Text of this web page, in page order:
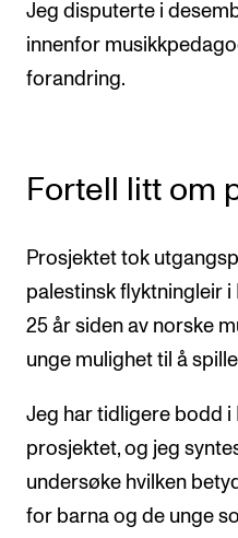
Organisering av NMH
Hvem gjør hva i
Jeg disputerte i
innenfor
forandring.
Fortell litt om
Prosjektet tok
palestinsk flyktningleir
25 år siden av norske
unge mulighet til å
Jeg har tidligere bodd i
prosjektet, og jeg
undersøke hvilken
for barna og de unge